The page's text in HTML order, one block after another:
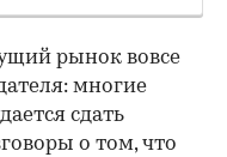
рынок вовсе
многие
сдать
о том, что